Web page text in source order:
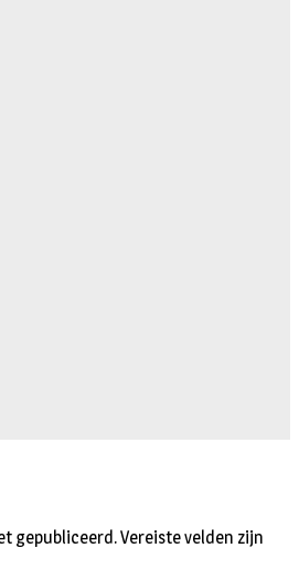
gepubliceerd.Vereiste velden zijn